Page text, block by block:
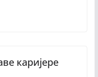
каријере